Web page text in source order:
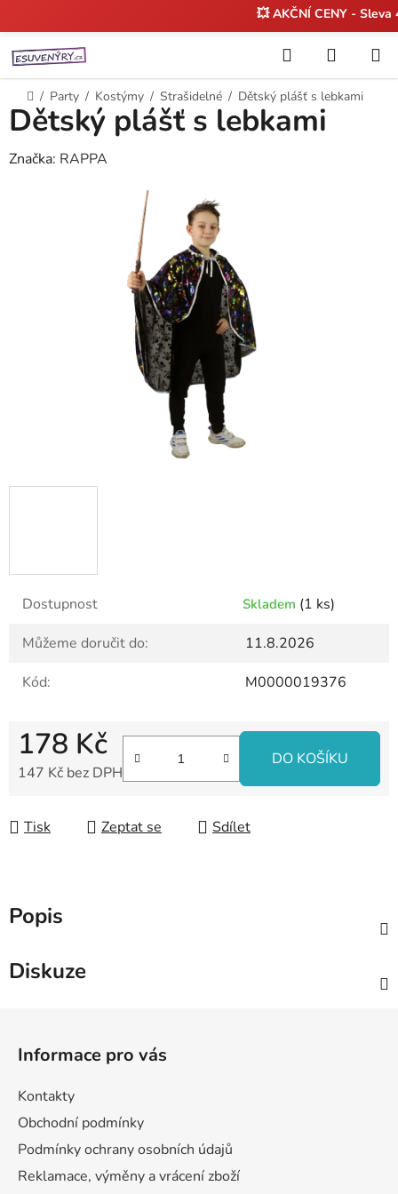
na
obsah
💥 AKČNÍ CENY - Sleva
Hledat
KOŠÍK
Domů
/ Party / Kostýmy / Strašidelné / Dětský plášť s lebkami
Dostupnost Skladem (1 ks)
Můžeme doručit do:
11.8.2026
Kód:
M0000019376
178 Kč
147 Kč bez DPH
DO KOŠÍKU
Tisk Zeptat se Sdílet
Dětský plášť s lebkami
Značka: RAPPA
Popis
Diskuze
Informace pro vás
Kontakty
Obchodní podmínky
Podmínky ochrany osobních údajů
Reklamace, výměny a vrácení zboží